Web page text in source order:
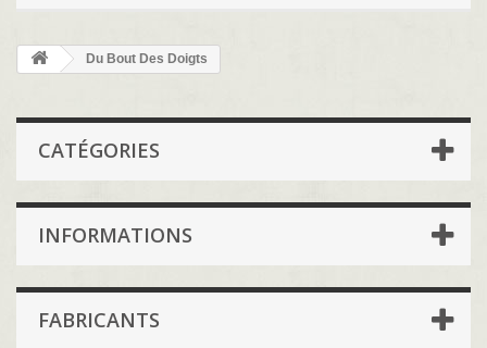
Du Bout Des Doigts
CATÉGORIES
INFORMATIONS
FABRICANTS